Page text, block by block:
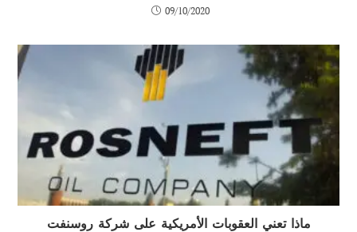
09/10/2020
ماذا تعني العقوبات الأمريكية على شركة روسنفت